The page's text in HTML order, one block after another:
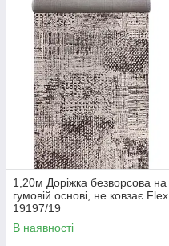
1,20м Доріжка безворсова на
гумовій основі, не ковзає Flex
19197/19
В наявності